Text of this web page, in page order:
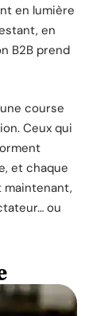
en lumière
en
B2B prend
course
Ceux qui
et chaque
maintenant,
ou